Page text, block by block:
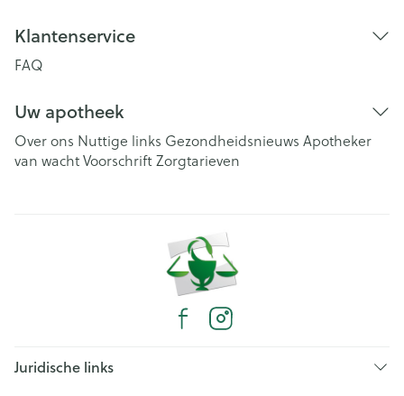
Klantenservice
FAQ
Uw apotheek
Over ons Nuttige links Gezondheidsnieuws Apotheker
van wachtVoorschriftZorgtarieven
Juridische links